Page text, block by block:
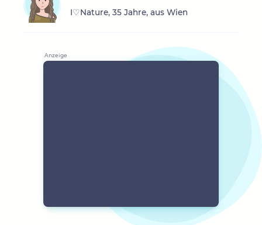
I♡Nature, 35 Jahre, aus Wien